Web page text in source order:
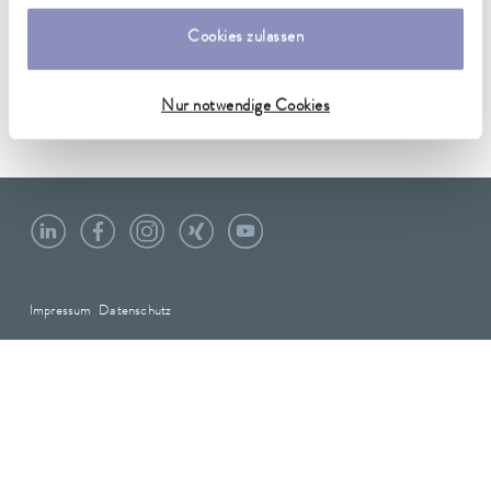
Cookies zulassen
Nur notwendige Cookies
Von 1990 bis 2004 war er Referent für Malerei und
freischaffender Künstler verfolgt er seit den 1980er Jahren und
stellt seitdem im In- und Ausland aus.
Impressum Datenschutz